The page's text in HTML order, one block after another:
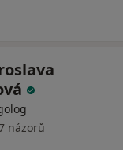
názorů